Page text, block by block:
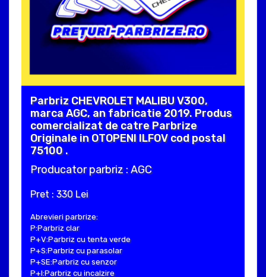
Parbriz CHEVROLET MALIBU V300,
marca AGC, an fabricatie 2019. Produs
comercializat de catre Parbrize
Originale in OTOPENI ILFOV cod postal
75100 .
Producator parbriz : AGC
Pret : 330 Lei
Abrevieri parbrize:
P:Parbriz clar
P+V:Parbriz cu tenta verde
P+S:Parbriz cu parasolar
P+SE:Parbriz cu senzor
P+I:Parbriz cu incalzire